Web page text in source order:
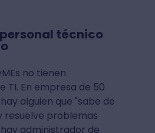
técnico
no tienen
TI. En empresa de 50
alguien que "sabe de
resuelve problemas
administrador de